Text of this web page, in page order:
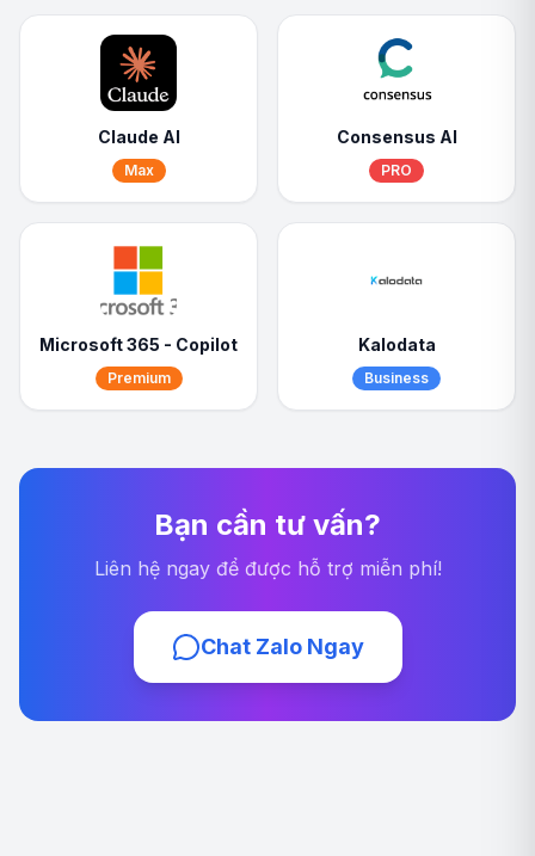
Claude AI
Max
Consensus AI
PRO
Microsoft 365 - Copilot
Premium
Kalodata
Business
Bạn cần tư vấn?
Liên hệ ngay để được hỗ trợ miễn phí!
Chat Zalo Ngay